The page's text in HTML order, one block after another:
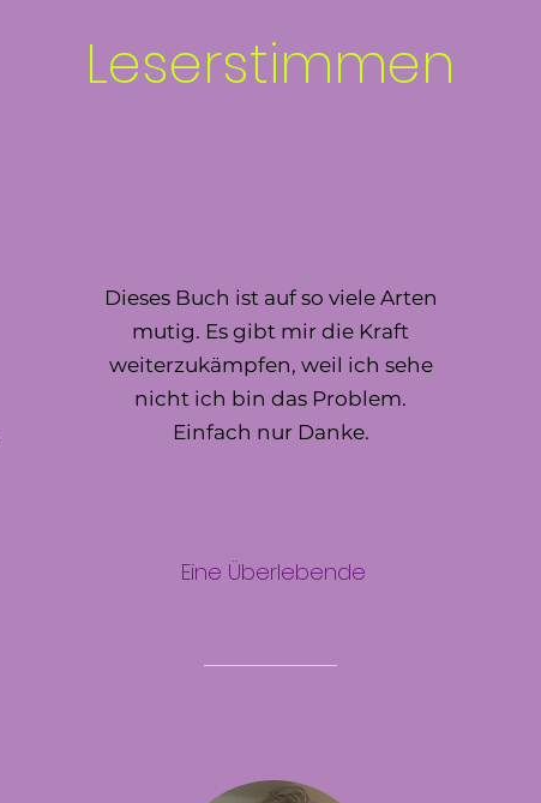
Leserstimmen
Dieses Buch ist auf so viele Arten
mutig. Es gibt mir die Kraft
weiterzukämpfen, weil ich sehe
nicht ich bin das Problem.
Einfach nur Danke.
Eine Überlebende